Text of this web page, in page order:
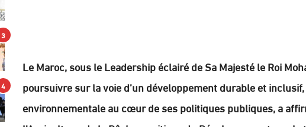
Le Maroc, sous le Leadership éclairé de Sa Majesté le Roi
poursuivre sur la voie d’un développement durable et
environnementale au cœur de ses politiques publiques, a
3
4